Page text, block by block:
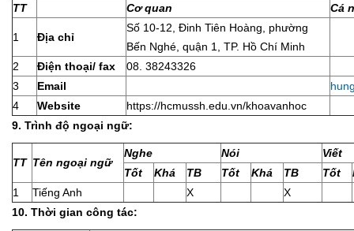
TT Cơ quan Cá
1 Địa chỉ
Số 10-12, Đinh Tiên Hoàng, phường
Bến Nghé, quận 1, TP. Hồ Chí Minh
2
Điện thoại/ fax
08. 38243326
3
Email
4
Website
https://hcmussh.edu.vn/khoavanhoc
9. Trình độ ngoại ngữ:
TT Tên ngoại ngữ
Nghe Nói
Viết
Tốt
Khá TB Tốt Khá TB Tốt
1
Tiếng Anh X
X
10. Thời gian công tác: